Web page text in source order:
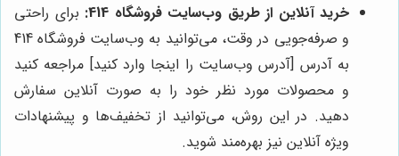
خرید آنلاین از طریق وب‌سایت فروشگاه 414:
برای راحتی
و صرفه‌جویی در وقت، می‌توانید به وب‌سایت فروشگاه 414
به آدرس [آدرس وب‌سایت را اینجا وارد کنید] مراجعه کنید
و محصولات مورد نظر خود را به صورت آنلاین سفارش
دهید. در این روش، می‌توانید از تخفیف‌ها و پیشنهادات
ویژه آنلاین نیز بهره‌مند شوید.